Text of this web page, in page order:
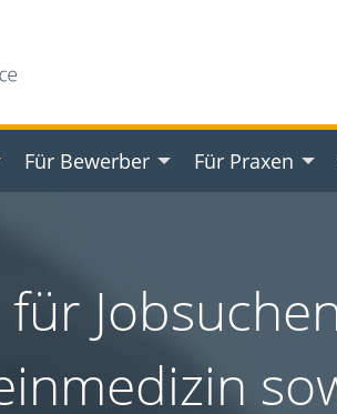
Für Bewerber Für Praxen
für